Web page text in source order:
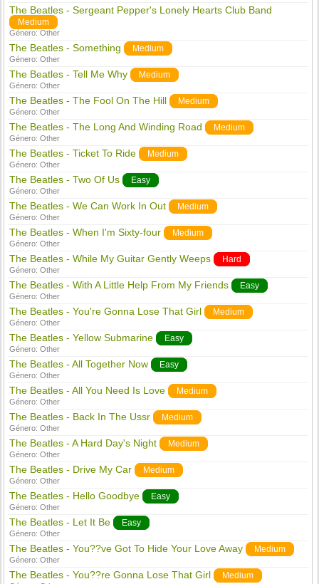
The Beatles - Sergeant Pepper's Lonely Hearts Club Band
Medium
Género:Other
The Beatles - Something Medium
Género:Other
The Beatles - Tell Me Why Medium
Género:Other
The Beatles - The Fool On The Hill Medium
Género:Other
The Beatles - The Long And Winding Road Medium
Género:Other
The Beatles - Ticket To Ride Medium
Género:Other
The Beatles - Two Of Us Easy
Género:Other
The Beatles - We Can Work In Out Medium
Género:Other
The Beatles - When I'm Sixty-four Medium
Género:Other
The Beatles - While My Guitar Gently Weeps Hard
Género:Other
The Beatles - With A Little Help From My Friends Easy
Género:Other
The Beatles - You're Gonna Lose That Girl Medium
Género:Other
The Beatles - Yellow Submarine Easy
Género:Other
The Beatles - All Together Now Easy
Género:Other
The Beatles - All You Need Is Love Medium
Género:Other
The Beatles - Back In The Ussr Medium
Género:Other
The Beatles - A Hard Day's Night Medium
Género:Other
The Beatles - Drive My Car Medium
Género:Other
The Beatles - Hello Goodbye Easy
Género:Other
The Beatles - Let It Be Easy
Género:Other
The Beatles - You??ve Got To Hide Your Love Away Medium
Género:Other
The Beatles - You??re Gonna Lose That Girl Medium